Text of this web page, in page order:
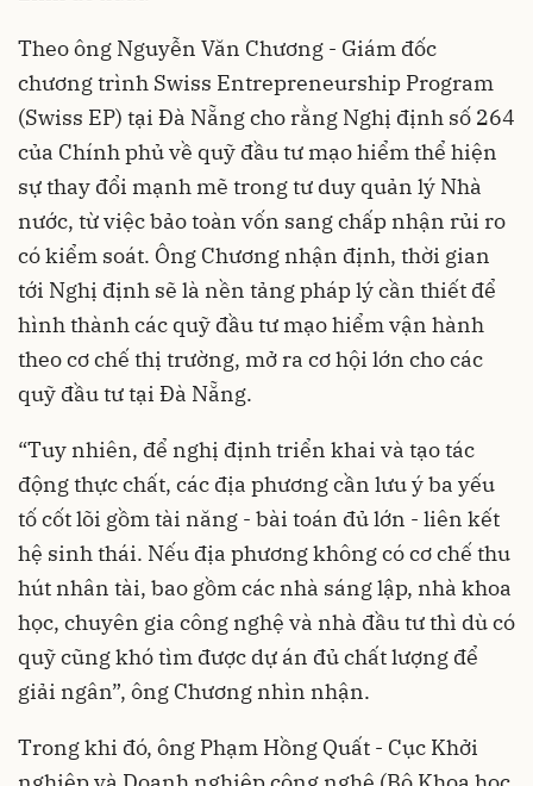
Theo ông Nguyễn Văn Chương - Giám đốc
chương trình Swiss Entrepreneurship Program
(Swiss EP) tại Đà Nẵng cho rằng Nghị định số 264
của Chính phủ về quỹ đầu tư mạo hiểm thể hiện
sự thay đổi mạnh mẽ trong tư duy quản lý Nhà
nước, từ việc bảo toàn vốn sang chấp nhận rủi ro
có kiểm soát. Ông Chương nhận định, thời gian
tới Nghị định sẽ là nền tảng pháp lý cần thiết để
hình thành các quỹ đầu tư mạo hiểm vận hành
theo cơ chế thị trường, mở ra cơ hội lớn cho các
quỹ đầu tư tại Đà Nẵng.
“Tuy nhiên, để nghị định triển khai và tạo tác
động thực chất, các địa phương cần lưu ý ba yếu
tố cốt lõi gồm tài năng - bài toán đủ lớn - liên kết
hệ sinh thái. Nếu địa phương không có cơ chế thu
hút nhân tài, bao gồm các nhà sáng lập, nhà khoa
học, chuyên gia công nghệ và nhà đầu tư thì dù có
quỹ cũng khó tìm được dự án đủ chất lượng để
giải ngân”, ông Chương nhìn nhận.
Trong khi đó, ông Phạm Hồng Quất - Cục Khởi